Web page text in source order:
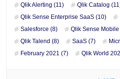
Qlik Alerting (11)
Qlik Catalog
Qlik Sense Enterprise SaaS (10)
Salesforce (8)
Qlik Sense Mobile
Qlik Talend (8)
SaaS (7)
February 2021 (7)
Qlik World